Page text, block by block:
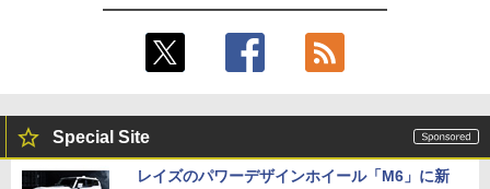
Special Site
レイズのパワーデザインホイール「M6」に新